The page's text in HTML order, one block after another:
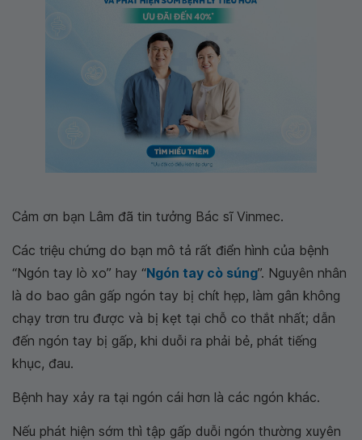
Cảm ơn bạn Lâm đã tin tưởng Bác sĩ Vinmec.
Các triệu chứng do bạn mô tả rất điển hình của bệnh
“Ngón tay lò xo” hay “Ngón tay cò súng”. Nguyên nhân
là do bao gân gấp ngón tay bị chít hẹp, làm gân không
chạy trơn tru được và bị kẹt tại chỗ co thắt nhất; dẫn
đến ngón tay bị gấp, khi duỗi ra phải bẻ, phát tiếng
khục, đau.
Bệnh hay xảy ra tại ngón cái hơn là các ngón khác.
Nếu phát hiện sớm thì tập gấp duỗi ngón thường xuyên